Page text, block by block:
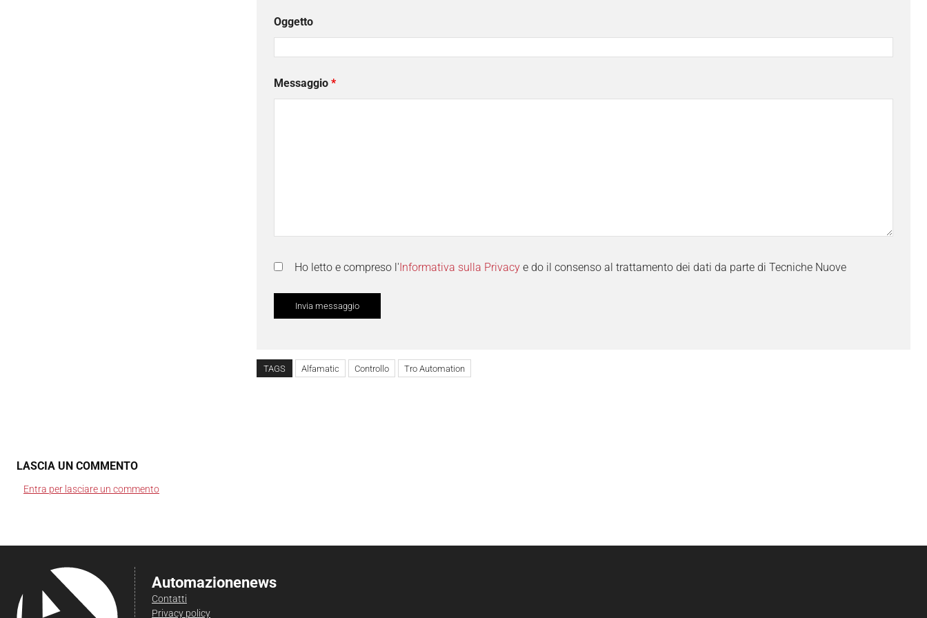
Oggetto
Messaggio *
Ho letto e compreso l' Informativa sulla Privacy e do il consenso al trattamento dei dati da parte di Tecniche Nuove
TAGS Alfamatic Controllo Tro Automation
LASCIA UN COMMENTO
Entra per lasciare un commento
Automazionenews
Contatti
Privacy policy